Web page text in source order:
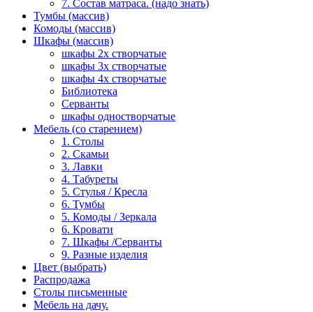
7. Состав матраса. (надо знать)
Тумбы (массив)
Комоды (массив)
Шкафы (массив)
шкафы 2х створчатые
шкафы 3х створчатые
шкафы 4х створчатые
Библиотека
Серванты
шкафы одностворчатые
Мебель (со старением)
1. Столы
2. Скамьи
3. Лавки
4. Табуреты
5. Стулья / Кресла
6. Тумбы
5. Комоды / Зеркала
6. Кровати
7. Шкафы /Серванты
9. Разные изделия
Цвет (выбрать)
Распродажа
Столы письменные
Мебель на дачу.